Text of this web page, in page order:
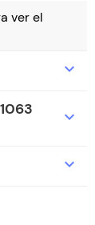
ver el
expand_more
expand_more
expand_more